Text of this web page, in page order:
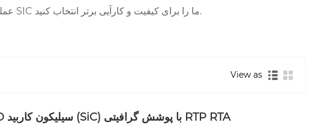
حلقه های تمرکز SIC نیمه هادی Vetek عملکرد و قابلیت اطمینان استثنایی را در ساخت دستگاه نیمه هادی ارائه می دهد. اجزای SIC ما را برای کیفیت و کارآیی برتر انتخاب کنید.
View as
حامل CVD سیلیکون کاربید (SiC) با پوشش گرافیتی RTP RTA